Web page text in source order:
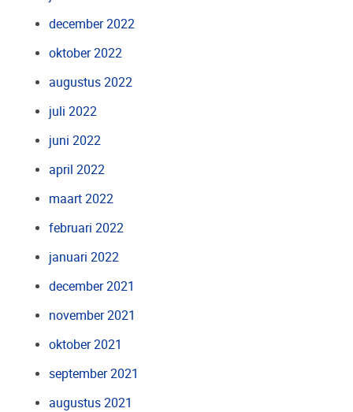
december 2022
oktober 2022
augustus 2022
juli 2022
juni 2022
april 2022
maart 2022
februari 2022
januari 2022
december 2021
november 2021
oktober 2021
september 2021
augustus 2021